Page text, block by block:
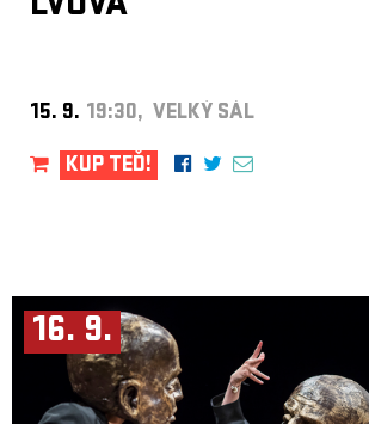
15. 9. 19:30, VELKÝ SÁL
KUP TEĎ!
16. 9.